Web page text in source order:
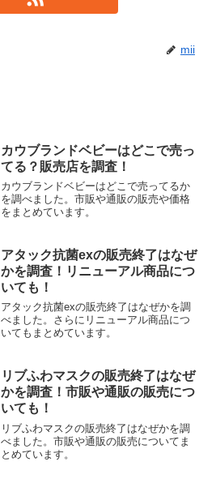
mii
カウブランドベビーはどこで売っ
てる？販売店を調査！
カウブランドベビーはどこで売ってるか
を調べました。市販や通販の販売や価格
をまとめています。
アタック抗菌exの販売終了はなぜ
かを調査！リニューアル商品につ
いても！
アタック抗菌exの販売終了はなぜかを調
べました。さらにリニューアル商品につ
いてもまとめています。
リブふわマスクの販売終了はなぜ
かを調査！市販や通販の販売につ
いても！
リブふわマスクの販売終了はなぜかを調
べました。市販や通販の販売についてま
とめています。